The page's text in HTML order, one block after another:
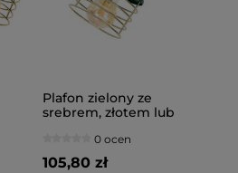
Plafon zielony ze
srebrem, złotem lub
przegubie0 ocen
105,80 zł